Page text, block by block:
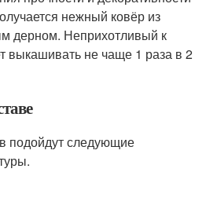
нежный ковёр из
дерном. Неприхотливый к
выкашивать не чаще 1 раза в 2
подойдут следующие